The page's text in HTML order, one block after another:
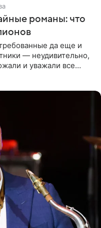
романы: что
да еще и
— неудивительно,
и уважали все